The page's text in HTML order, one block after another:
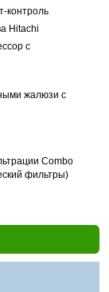
контроль
Hitachi
с
жалюзи с
Combo
фильтры)